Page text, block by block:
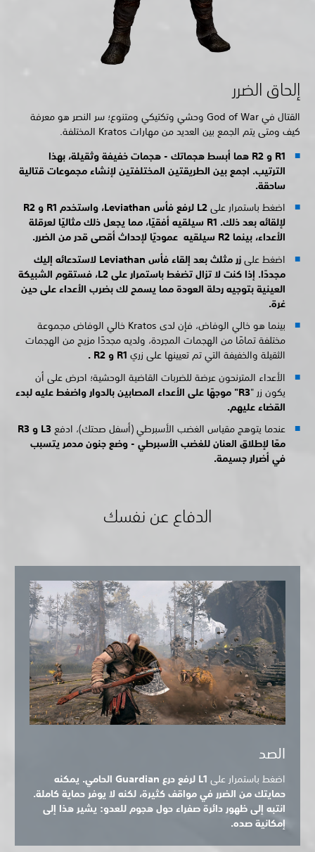
إلحاق الضرر
القتال في God of War وحشي وتكتيكي ومتنوع؛ سر النصر هو معرفة
كيف ومتى يتم الجمع بين العديد من مهارات Kratos المختلفة.
R1 و
R2 هما أبسط هجماتك - هجمات خفيفة وثقيلة، بهذا
الترتيب. اجمع بين الطريقتين المختلفتين لإنشاء مجموعات قتالية
ساحقة.
اضغط باستمرار علىL2 لرفع فأس Leviathan، واستخدم R1 و
R2
لإلقائه بعد ذلك.
R1 سيلقيه أفقيًا، مما يجعل ذلك مثاليًا لعرقلة
الأعداء، بينماR2 سيلقيه عموديًا لإحداث أقصى قدر من الضرر.
اضغط على
زر مثلث بعد إلقاء فأس Leviathan لاستدعائه إليك
مجددًا. إذا كنت لا تزال تضغط باستمرار على
L2، فستقوم الشبيكة
العينية بتوجيه رحلة العودة مما يسمح لك بضرب الأعداء على حين
غرة.
بينما هو خالي الوفاض، فإن لدى Kratos خالي الوفاض مجموعة
مختلفة تمامًا من الهجمات المجردة، ولديه مجددًا مزيج من الهجمات
الثقيلة والخفيفة التي تم تعيينها على زري R1 و
R2 .
الأعداء المترنحون عرضة للضربات القاضية الوحشية؛ احرض على أن
يكون زر "
‏R3‏" موجهًا على الأعداء المصابين بالدوار واضغط عليه لبدء
القضاء عليهم.
عندما يتوهج مقياس الغضب الأسبرطي (أسفل صحتك)، ادفعL3 و
R3
معًا لإطلاق العنان للغضب الأسبرطي - وضع جنون مدمر يتسبب
في أضرار جسيمة.
الدفاع عن نفسك
الصد
اضغط باستمرار على
L1 لرفع درع Guardian الحامي. يمكنه
حمايتك من الضرر في مواقف كثيرة، لكنه لا يوفر حماية كاملة.
انتبه إلى ظهور دائرة صفراء حول هجوم للعدو: يشير هذا إلى
إمكانية صده.